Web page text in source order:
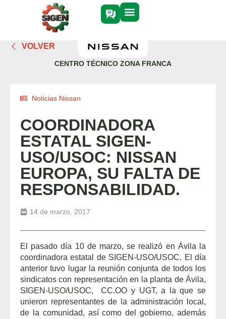
VOLVER
CENTRO TÉCNICO ZONA FRANCA
Noticias Nissan
COORDINADORA
ESTATAL SIGEN-
USO/USOC: NISSAN
EUROPA, SU FALTA DE
RESPONSABILIDAD.
14 de marzo, 2017
El pasado día 10 de marzo, se realizó en Ávila la
coordinadora estatal de SIGEN-USO/USOC. El día
anterior tuvo lugar la reunión conjunta de todos los
sindicatos con representación en la planta de Ávila,
SIGEN-USO/USOC, CC.OO y UGT, a la que se
unieron representantes de la administración local,
de la comunidad, así como del gobierno, además